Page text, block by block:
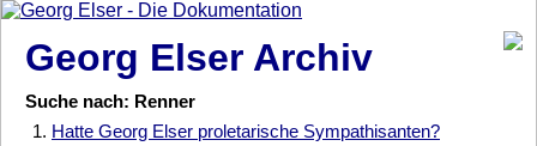
Georg Elser Archiv
Suche nach: Renner
1. Hatte Georg Elser proletarische Sympathisanten?